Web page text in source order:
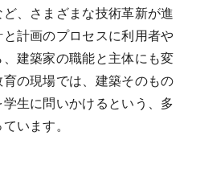
、さまざまな技術革新が進
計画のプロセスに利用者や
建築家の職能と主体にも変
の現場では、建築そのもの
生に問いかけるという、多
います。